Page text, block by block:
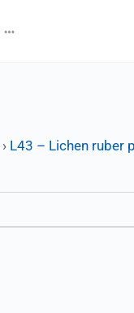
› L43 – Lichen ruber